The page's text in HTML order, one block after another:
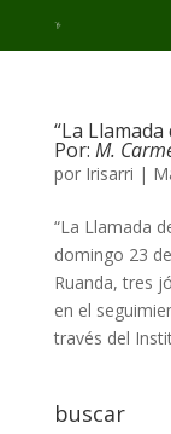
“La
Por: M.
por Irisarri |
“La Llamada
domingo 23
Ruanda, tres
en el
través del
buscar